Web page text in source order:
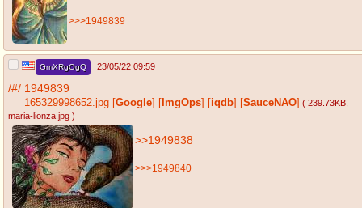
>>>1949839
GmXRgOgQ 23/05/22 09:59
/#/ 1949839
165329998652.jpg Google ImgOps iqdb SauceNAO ( 239.73KB
maria-lionza.jpg )
>>1949838
>>>1949840